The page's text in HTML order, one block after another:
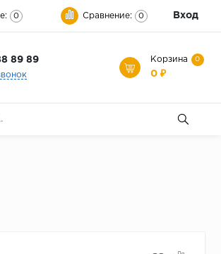
0 Сравнение: 0 Вход
89 89 Корзина 0
0 ₽